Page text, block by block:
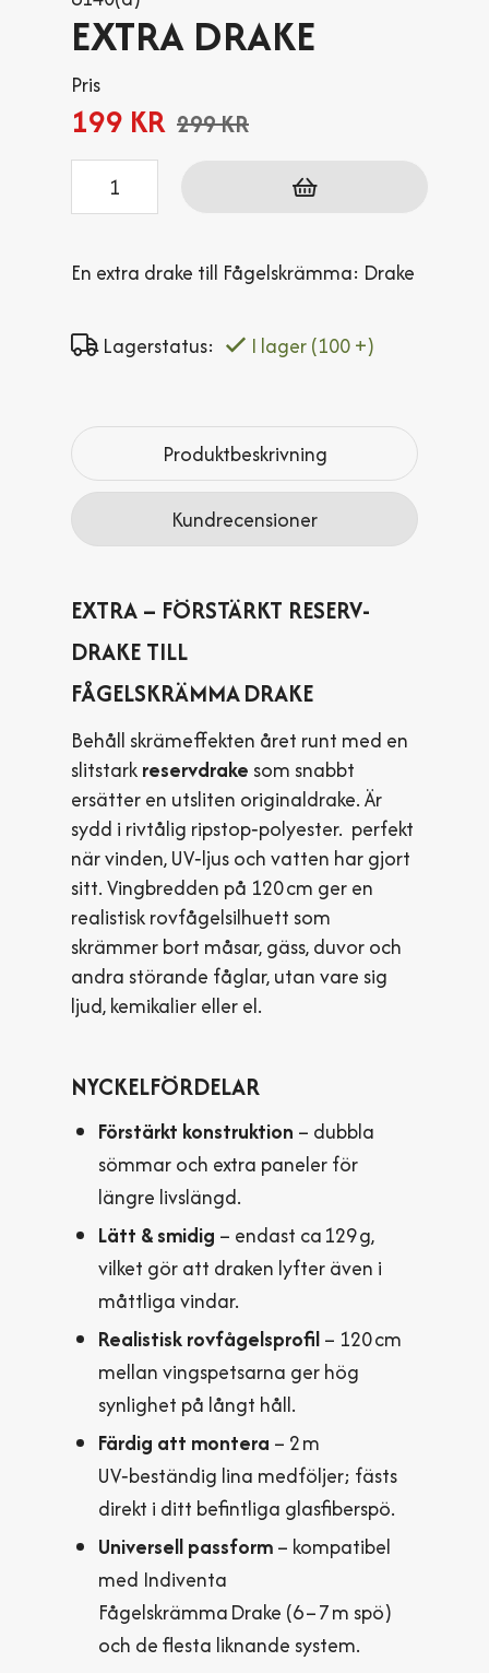
EXTRA DRAKE
Pris
199 KR 299 KR
Antal
En extra drake till Fågelskrämma: Drake
Lagerstatus: I lager(100 +)
Produktbeskrivning
Kundrecensioner
EXTRA – FÖRSTÄRKT RESERV­
DRAKE TILL
FÅGELSKRÄMMA DRAKE
Behåll skräm­effekten året runt med en
slitstarkreserv­drake som snabbt
ersätter en utsliten originaldrake. Är
sydd i riv­tålig ripstop‑polyester. perfekt
när vinden, UV‑ljus och vatten har gjort
sitt. Ving­bredden på 120 cm ger en
realistisk rov­fågel­silhuett som
skrämmer bort måsar, gäss, duvor och
andra störande fåglar, utan vare sig
ljud, kemikalier eller el.
NYCKELFÖRDELAR
Förstärkt konstruktion – dubbla
sömmar och extra paneler för
längre livslängd.
Lätt & smidig – endast ca 129 g,
vilket gör att draken lyfter även i
måttliga vindar.
Realistisk rovfågelsprofil– 120 cm
mellan vingspetsarna ger hög
synlighet på långt håll.
Färdig att montera – 2 m
UV‑beständig lina medföljer; fästs
direkt i ditt befintliga glasfiberspö.
Universell passform– kompatibel
med Indiventa
Fågelskrämma Drake (6 – 7 m spö)
och de flesta liknande system.